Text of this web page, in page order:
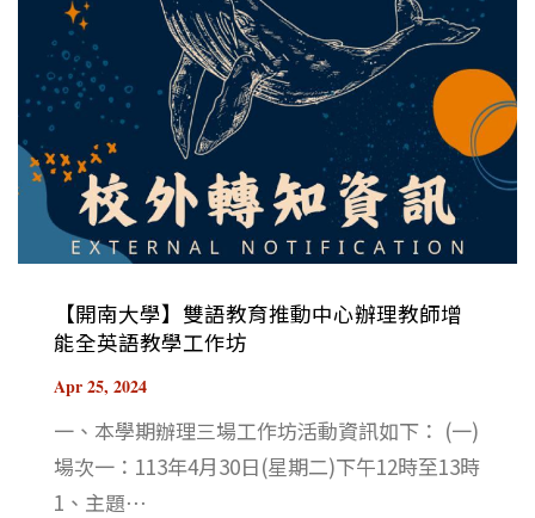
【開南大學】雙語教育推動中心辦理教師增
能全英語教學工作坊
Apr 25, 2024
一、本學期辦理三場工作坊活動資訊如下： (一)
場次一：113年4月30日(星期二)下午12時至13時
1、主題⋯